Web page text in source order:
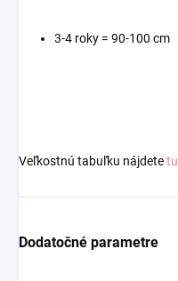
3-4 roky = 90-100 cm
Veľkostnú tabuľku nájdetetu
Dodatočné parametre